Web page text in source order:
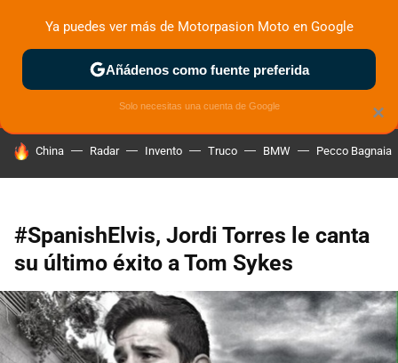
MENÚ NUEVO
ZONA DE PRUEBAS DEPORTIVAS MOTOS ELÉCTRICAS
HOY SE HABLA DE
China Radar Invento Truco BMW Pecco Bagnaia
#SpanishElvis, Jordi Torres le canta
su último éxito a Tom Sykes
×
Ya puedes ver más de Motorpasion Moto en Google
Añádenos como fuente preferida
Solo necesitas una cuenta de Google